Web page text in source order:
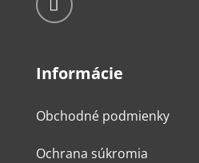
Informácie
Obchodné podmienky
Ochrana súkromia